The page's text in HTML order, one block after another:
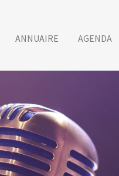
ANNUAIRE AGENDA